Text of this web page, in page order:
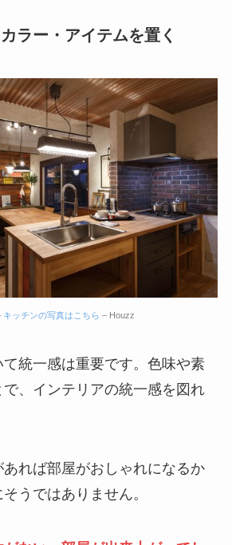
ラー・アイテムを置く
キッチンの写真はこちら – Houzz
統一感は重要です。色味や素
、インテリアの統一感を図れ
あれば部屋がおしゃれになるか
うではありません。